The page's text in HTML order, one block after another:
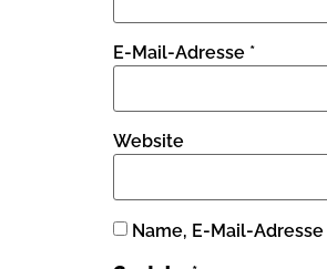
E-Mail-Adresse *
Website
Name, E-Mail-